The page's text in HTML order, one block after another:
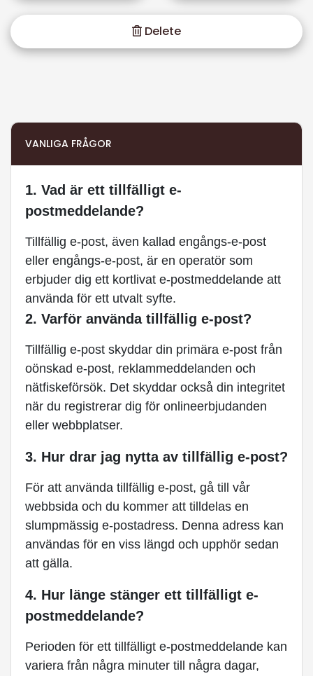
Delete
VANLIGA FRÅGOR
1. Vad är ett tillfälligt e-
postmeddelande?
Tillfällig e-post, även kallad engångs-e-post
eller engångs-e-post, är en operatör som
erbjuder dig ett kortlivat e-postmeddelande att
använda för ett utvalt syfte.
2. Varför använda tillfällig e-post?
Tillfällig e-post skyddar din primära e-post från
oönskad e-post, reklammeddelanden och
nätfiskeförsök. Det skyddar också din integritet
när du registrerar dig för onlineerbjudanden
eller webbplatser.
3. Hur drar jag nytta av tillfällig e-post?
För att använda tillfällig e-post, gå till vår
webbsida och du kommer att tilldelas en
slumpmässig e-postadress. Denna adress kan
användas för en viss längd och upphör sedan
att gälla.
4. Hur länge stänger ett tillfälligt e-
postmeddelande?
Perioden för ett tillfälligt e-postmeddelande kan
variera från några minuter till några dagar,